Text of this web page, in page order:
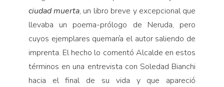
ciudadmuerta, un libro breve y excepcional que
llevaba un poema-prólogo de Neruda, pero
cuyos ejemplares quemaría el autor saliendo de
imprenta. El hecho lo comentó Alcalde en estos
términos en una entrevista con Soledad Bianchi
hacia el final de su vida y que apareció